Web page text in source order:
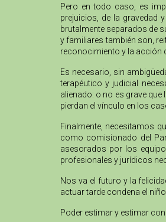
Pero en todo caso, es
prejuicios, de la gravedad
brutalmente separados de
y familiares también son,
reconocimiento y la acción
Es necesario, sin
terapéutico y judicial
alienado: o no es grave
pierdan el vínculo en los
Finalmente, necesitamos
como comisionado del
asesorados por los
profesionales y jurídicos
Nos va el futuro y la
actuar tarde condena el
Poder estimar y estimar